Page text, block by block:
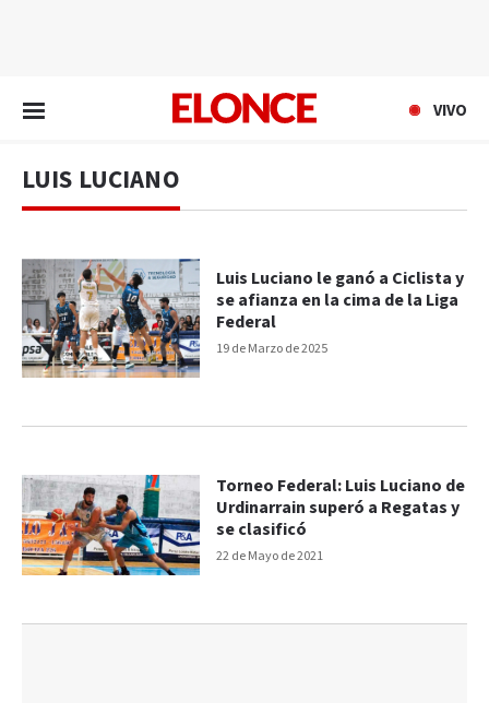
VIVO
LUIS LUCIANO
19 de Marzo de 2025
Luis Luciano le ganó a Ciclista y
se afianza en la cima de la Liga
Federal
22 de Mayo de 2021
Torneo Federal: Luis Luciano de
Urdinarrain superó a Regatas y
se clasificó